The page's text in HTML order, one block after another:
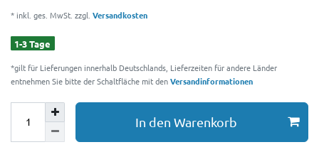
* inkl. ges. MwSt. zzgl. Versandkosten
1-3 Tage
*gilt für Lieferungen innerhalb Deutschlands, Lieferzeiten für andere Länder
entnehmen Sie bitte der Schaltfläche mit denVersandinformationen
In den Warenkorb